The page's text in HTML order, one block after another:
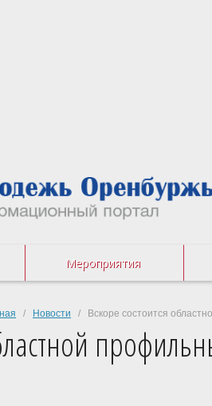
Мероприятия
/ Новости / Вскоре состоится